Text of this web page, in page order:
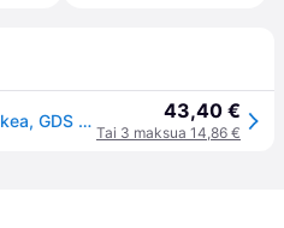
ASSA 1301 Lukkosylinteri soikea, GDS Mattakromi, Ovien & ikkunoiden lisätarvikkeet 43,40 €
Tai 3 maksua 14,86 €